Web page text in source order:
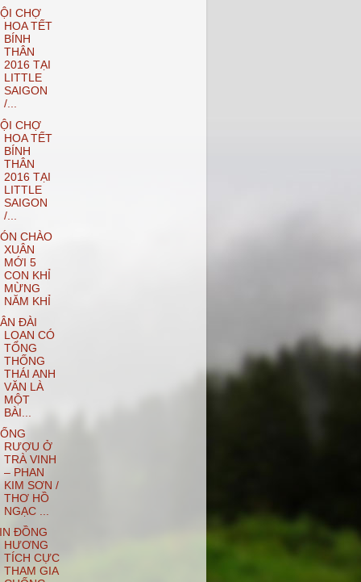
CHỢ
HOA TẾT
BÍNH
THÂN
2016 TẠI
LITTLE
SAIGON
/...
CHỢ
HOA TẾT
BÍNH
THÂN
2016 TẠI
LITTLE
SAIGON
/...
CHÀO
XUÂN
MỚI 5
CON KHỈ
MỪNG
NĂM KHỈ
ĐÀI
LOAN CÓ
TỔNG
THỐNG
THÁI ANH
VĂN LÀ
MỘT
BÀI...
RƯỢU Ở
TRÀ VINH
– PHAN
KIM SƠN /
THƠ HỒ
NGẠC ...
ĐỒNG
HƯƠNG
TÍCH CỰC
THAM GIA